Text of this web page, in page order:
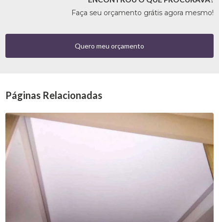
Faça seu orçamento grátis agora mesmo!
Quero meu orçamento
Páginas Relacionadas